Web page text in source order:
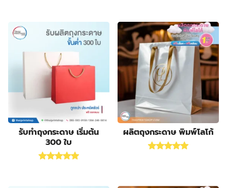
products
กล่องลิปสติก 1010
products
กล่องสบู่
products
กล่องสบู่กระดาษคราฟท์
products
กล่องสินค้า OTOP 88
กล่องอาหารเสริม 19
products
กล่องอื่นๆ 28
products
8
products
กล่องเซรั่ม 99
products
กล่องแบบฝาเปิดหน้า 22
กล่องแบบสไลด์ 10
products
ฉลากสินค้า 1414
รับทําถุงกระดาษ เริ่มต้น
300 ใบ
Rated5.00
ผลิตถุงกระดาษ พิมพ์โลโก้
Rated5.00